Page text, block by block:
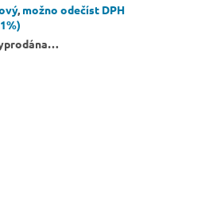
, možno odečíst DPH